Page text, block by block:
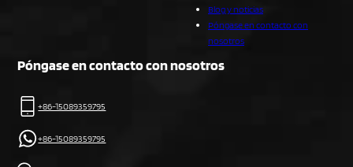
Blog y noticias
Póngase en contacto con
nosotros
Póngase en contacto con nosotros
+86-15089359795
+86-15089359795